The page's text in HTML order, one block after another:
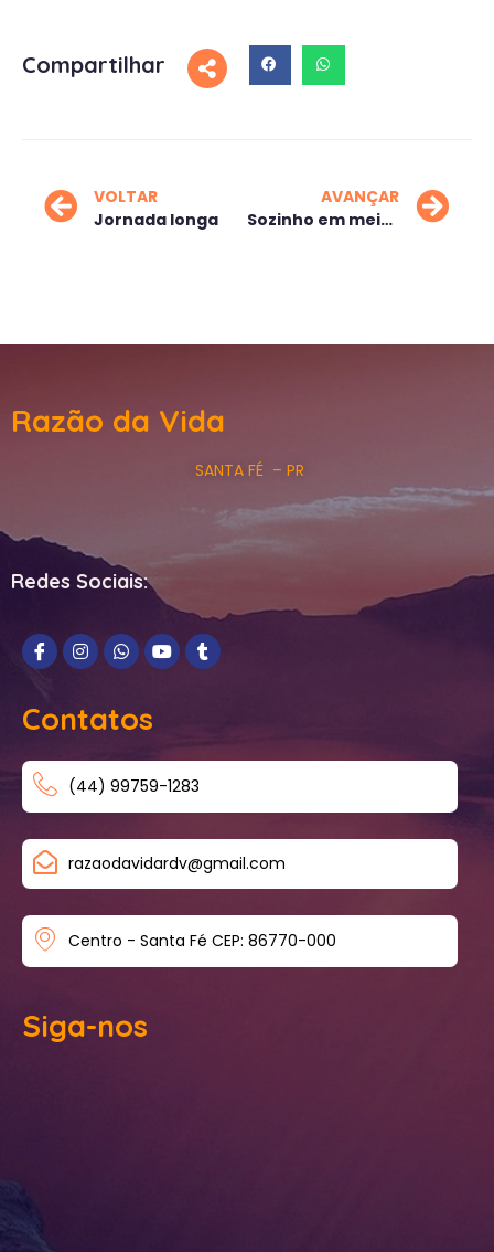
Compartilhar
VOLTAR
Jornada longa
AVANÇAR
Sozinho em meio à multidão
Razão da Vida
SANTA FÉ – PR
Redes Sociais:
Contatos
(44) 99759-1283
razaodavidardv@gmail.com
Centro - Santa Fé CEP: 86770-000
Siga-nos